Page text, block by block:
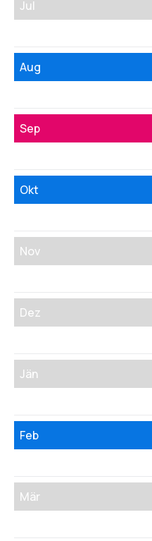
Jul
Aug
Sep
Okt
Nov
Dez
Jän
Feb
Mär